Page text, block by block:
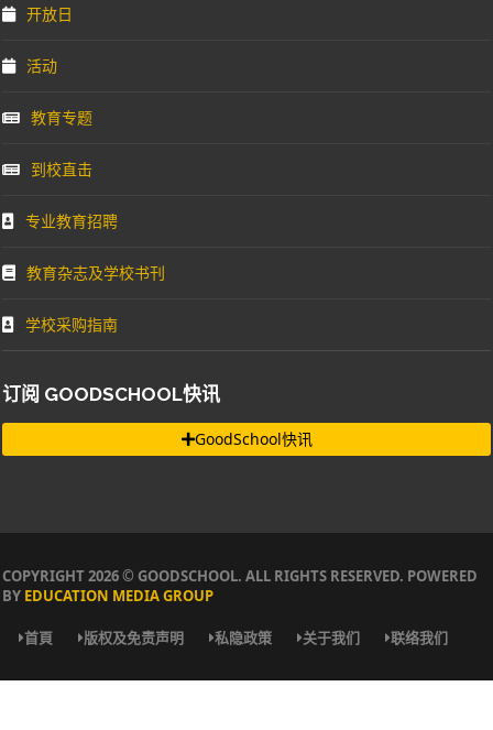
开放日
活动
教育专题
到校直击
专业教育招聘
教育杂志及学校书刊
学校采购指南
订阅 GOODSCHOOL快讯
GoodSchool快讯
COPYRIGHT 2026 © GOODSCHOOL. ALL RIGHTS RESERVED. POWERED
BY EDUCATION MEDIA GROUP
首頁 版权及免责声明 私隐政策 关于我们 联络我们